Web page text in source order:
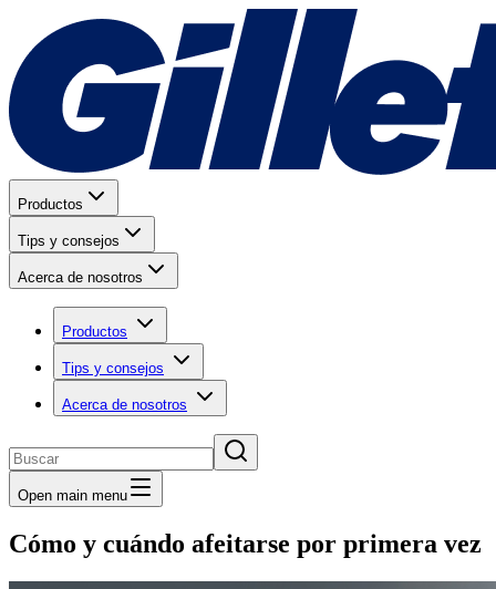
Productos
Tips y consejos
Acerca de nosotros
Productos
Tips y consejos
Acerca de nosotros
Open main menu
Cómo y cuándo afeitarse por primera vez